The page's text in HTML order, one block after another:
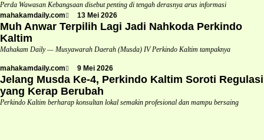
Perda Wawasan Kebangsaan disebut penting di tengah derasnya arus informasi
mahakamdaily.com
13 Mei 2026
Muh Anwar Terpilih Lagi Jadi Nahkoda Perkindo
Kaltim
Mahakam Daily — Musyawarah Daerah (Musda) IV Perkindo Kaltim tampaknya
mahakamdaily.com 9 Mei 2026
Jelang Musda Ke-4, Perkindo Kaltim Soroti Regulasi
yang Kerap Berubah
Perkindo Kaltim berharap konsultan lokal semakin profesional dan mampu bersaing